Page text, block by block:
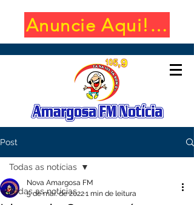
Anuncie Aqui!
Post
Todas as notícias
Todas as notícias
Nova Amargosa FM
5 de mai. de 20221 min de leitura